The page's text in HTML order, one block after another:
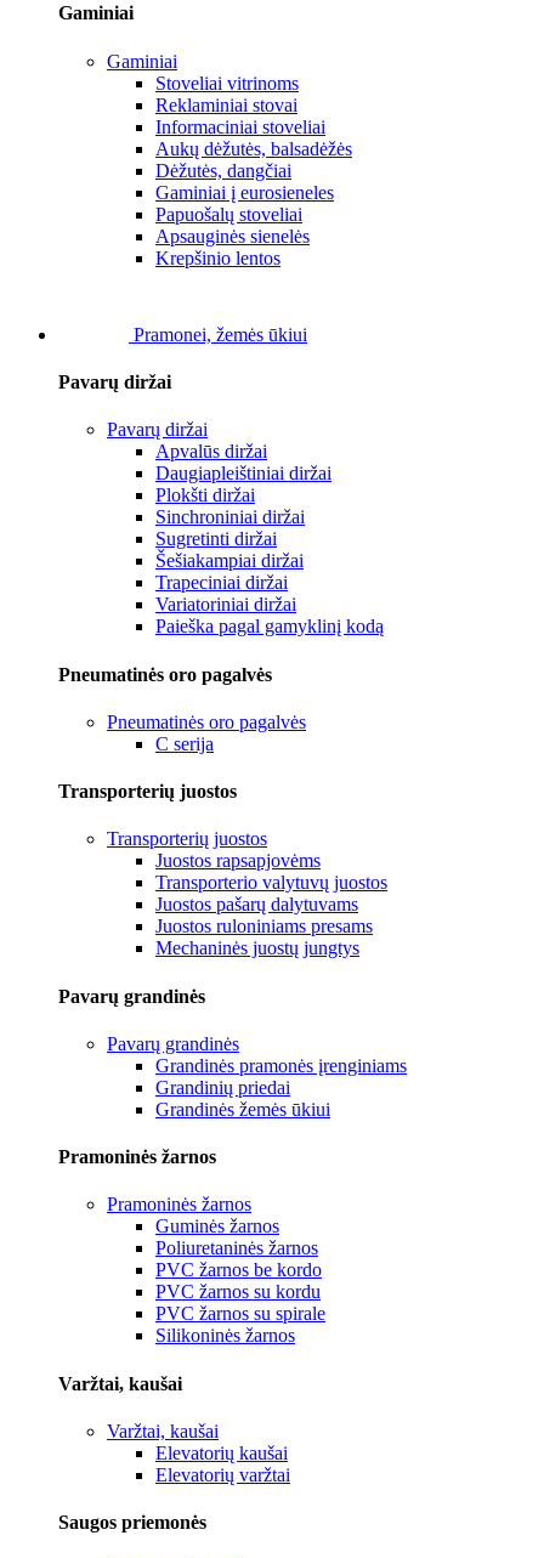
Gaminiai
Gaminiai
Stoveliai vitrinoms
Reklaminiai stovai
Informaciniai stoveliai
Aukų dėžutės, balsadėžės
Dėžutės, dangčiai
Gaminiai į eurosieneles
Papuošalų stoveliai
Apsauginės sienelės
Krepšinio lentos
Pramonei, žemės ūkiui
Pavarų diržai
Pavarų diržai
Apvalūs diržai
Daugiapleištiniai diržai
Plokšti diržai
Sinchroniniai diržai
Sugretinti diržai
Šešiakampiai diržai
Trapeciniai diržai
Variatoriniai diržai
Paieška pagal gamyklinį kodą
Pneumatinės oro pagalvės
Pneumatinės oro pagalvės
C serija
Transporterių juostos
Transporterių juostos
Juostos rapsapjovėms
Transporterio valytuvų juostos
Juostos pašarų dalytuvams
Juostos ruloniniams presams
Mechaninės juostų jungtys
Pavarų grandinės
Pavarų grandinės
Grandinės pramonės įrenginiams
Grandinių priedai
Grandinės žemės ūkiui
Pramoninės žarnos
Pramoninės žarnos
Guminės žarnos
Poliuretaninės žarnos
PVC žarnos be kordo
PVC žarnos su kordu
PVC žarnos su spirale
Silikoninės žarnos
Varžtai, kaušai
Varžtai, kaušai
Elevatorių kaušai
Elevatorių varžtai
Saugos priemonės